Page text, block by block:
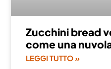
Zucchini bread
come una
LEGGI TUTTO »